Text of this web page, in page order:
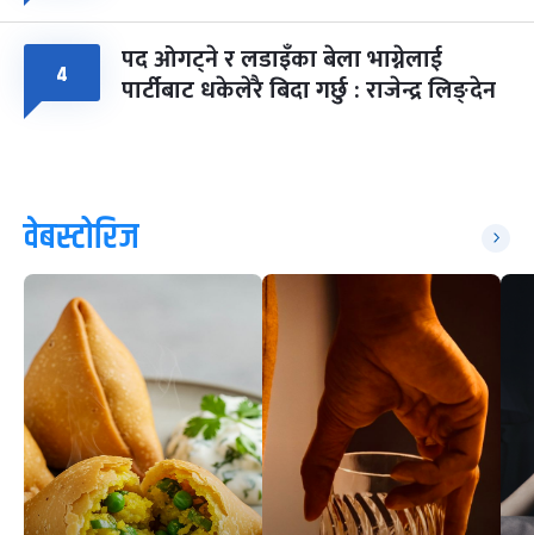
४ पद ओगट्ने र लडाइँका बेला भाग्नेलाई
पार्टीबाट धकेलेरै बिदा गर्छु : राजेन्द्र लिङ्देन
वेबस्टोरिज